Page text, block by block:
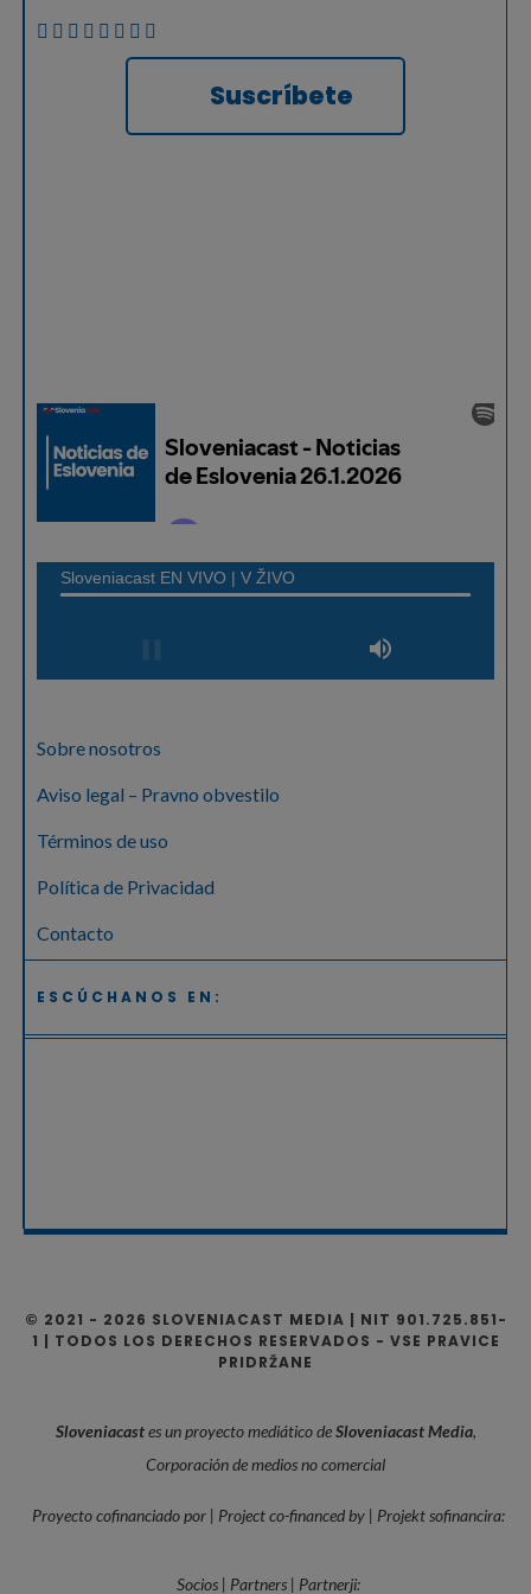
Suscríbete
Sobre nosotros
Aviso legal – Pravno obvestilo
Términos de uso
Política de Privacidad
Contacto
ESCÚCHANOS EN:
© 2021 - 2026 SLOVENIACAST MEDIA | NIT 901.725.851-
1 | TODOS LOS DERECHOS RESERVADOS - VSE PRAVICE
PRIDRŽANE
Sloveniacastes un proyecto mediático deSloveniacast Media,
Corporación de medios no comercial
Proyecto cofinanciado por | Project co-financed by | Projekt sofinancira:
Socios | Partners | Partnerji: